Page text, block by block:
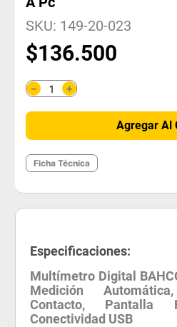
SKU: 149-20-023
$136.500
＋
－
Agregar Al
Ficha Técnica
Especificaciones:
Multímetro Digital
Medición
Contacto, Pantalla
Conectividad USB